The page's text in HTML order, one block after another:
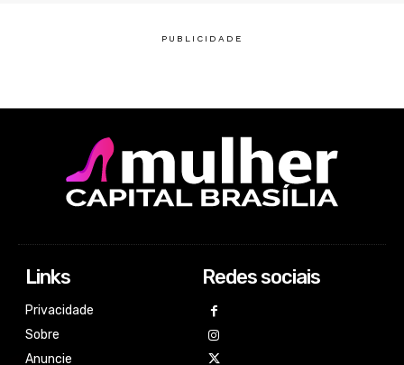
Links
Privacidade
Sobre
Anuncie
Redes sociais